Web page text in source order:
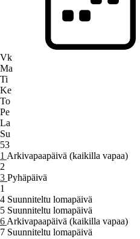
Vk
Ma
Ti
Ke
To
Pe
La
Su
53
1 Arkivapaapäivä (kaikilla vapaa)
2
3 Pyhäpäivä
1
4 Suunniteltu lomapäivä
5 Suunniteltu lomapäivä
6 Arkivapaapäivä (kaikilla vapaa)
7 Suunniteltu lomapäivä